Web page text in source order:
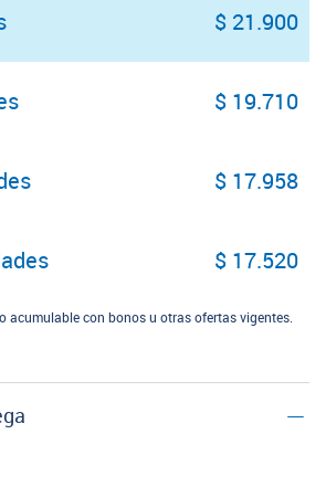
$ 21.900
$ 19.710
$ 17.958
$ 17.520
acumulable con bonos u otras ofertas vigentes.